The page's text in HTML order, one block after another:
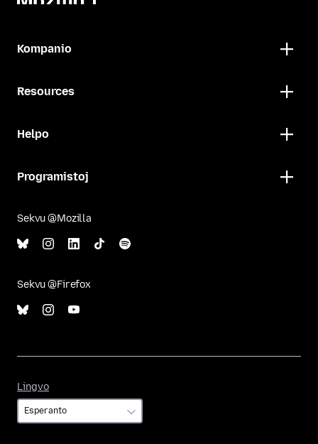
Kompanio
Resources
Helpo
Programistoj
Sekvu @Mozilla
Sekvu @Firefox
Lingvo